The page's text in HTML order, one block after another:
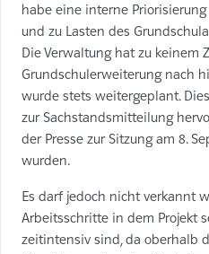
habe eine interne
und zu Lasten des
Die Verwaltung hat zu keinem
Grundschulerweiterung nach
wurde stets weitergeplant.
zur Sachstandsmitteilung
der Presse zur Sitzung am 8.
wurden.
Es darf jedoch nicht verkannt
Arbeitsschritte in dem Projekt
zeitintensiv sind, da oberhalb